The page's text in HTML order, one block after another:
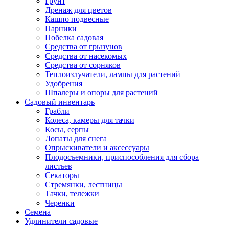
Дренаж для цветов
Кашпо подвесные
Парники
Побелка садовая
Средства от грызунов
Средства от насекомых
Средства от сорняков
Теплоизлучатели, лампы для растений
Удобрения
Шпалеры и опоры для растений
Садовый инвентарь
Грабли
Колеса, камеры для тачки
Косы, серпы
Лопаты для снега
Опрыскиватели и аксессуары
Плодосъемники, приспособления для сбора
листьев
Секаторы
Стремянки, лестницы
Тачки, тележки
Черенки
Семена
Удлинители садовые